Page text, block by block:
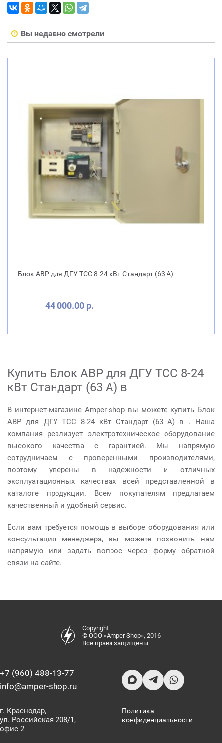
Вы недавно смотрели
Блок АВР для ДГУ ТСС 8-24 кВт Стандарт (63 А)
44 000.00 р.
Купить Блок АВР для ДГУ ТСС 8-24
кВт Стандарт (63 А) в
В интернет-магазине Amper-shop вы можете купить Блок
АВР для ДГУ ТСС 8-24 кВт Стандарт (63 А) в . Наша
компания реализует электротехническое оборудование
высокого качества с гарантией. Мы напрямую
сотрудничаем с проверенными производителями,
поэтому уверены в надежности и отличных
эксплуатационных качествах всей представленной в
каталоге продукции. Всем покупателям предлагаем
качественный и удобный сервис.
Если вам требуется помощь в выборе оборудования или
консультация менеджера, вы можете позвонить нам
напрямую или задать вопрос через форму обратной
связи на сайте.
Copyright
© ООО «Amper Shop», 2016
Все права защищены
+7 (960) 488-13-77
info@amper-shop.ru
г. Краснодар,
ул. Российская 208/1,
офис 2
Политика
конфиденциальности